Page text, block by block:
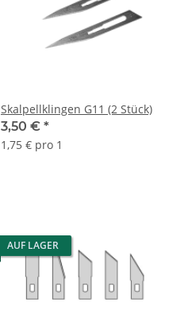
Skalpellklingen G11 (2 Stück)
3,50 € *
1,75 € pro 1
AUF LAGER